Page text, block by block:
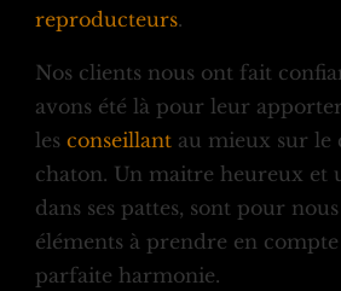
reproducteurs.
Nos clients nous ont fait
avons été là pour leur
lesconseillant au mieux sur le
chaton. Un maitre heureux et
dans ses pattes, sont pour
éléments à prendre en
parfaite harmonie.